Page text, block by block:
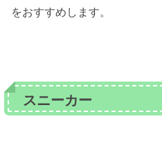
をおすすめします。
スニーカー